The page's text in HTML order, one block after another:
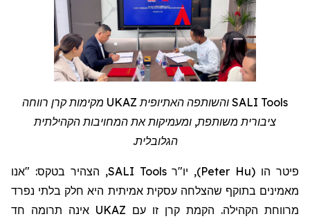
SALI Tools והשותפה האתיופית UKAZ מקימות קרן רווחה
ציבורית משותפת, ומעמיקות את המחויבות הקהילתית
הגלובלית.
פיטר הו (
Peter Hu
), יו"רSALI Tools, הצהיר בטקס: "אנו
מאמינים בתוקף שהצלחה עסקית אמיתית היא חלק בלתי נפרד
מרווחת הקהילה. הקמת קרן זו עם UKAZ אינה תרומה חד